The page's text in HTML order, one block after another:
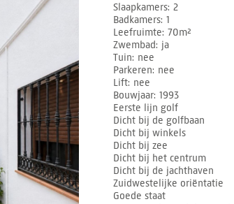
Slaapkamers 2
Badkamers 1
Leefruimte 70m²
Zwembad
ja
Tuin nee
Parkeren nee
Lift nee
Bouwjaar 1993
Eerste lijn golf
Dicht bij de golfbaan
Dicht bij winkels
Dicht bij zee
Dicht bij het centrum
Dicht bij de jachthaven
Zuidwestelijke oriëntatie
Goede staat